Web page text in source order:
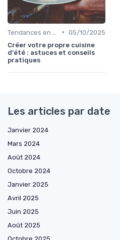
• 05/10/2025
Créer votre propre cuisine
d'été : astuces et conseils
pratiques
Les articles par date
Janvier 2024
Mars 2024
Août 2024
Octobre 2024
Janvier 2025
Avril 2025
Juin 2025
Août 2025